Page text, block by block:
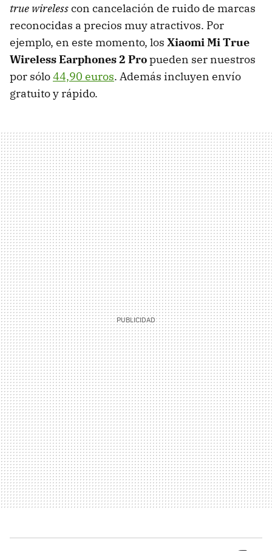
true wirelesscon cancelación de ruido de marcas
reconocidas a precios muy atractivos. Por
ejemplo, en este momento, los Xiaomi Mi True
Wireless Earphones 2 Propueden ser nuestros
por sólo44,90 euros. Además incluyen envío
gratuito y rápido.